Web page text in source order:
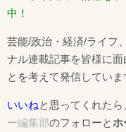
中！
芸能/政治・経済/ライフ
ナル連載記事を皆様に
とを考えて発信していま
いいねと思ってくれた
ー編集部のフォローとホ